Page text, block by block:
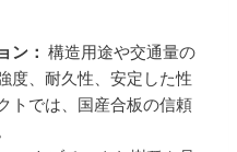
ン： 構造用途や交通量の
度、耐久性、安定した性
トでは、国産合板の信頼